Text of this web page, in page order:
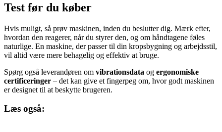
Test før du køber
Hvis muligt, så prøv maskinen, inden du beslutter dig. Mærk efter,
hvordan den reagerer, når du styrer den, og om håndtagene føles
naturlige. En maskine, der passer til din kropsbygning og arbejdsstil,
vil altid være mere behagelig og effektiv at bruge.
Spørg også leverandøren om vibrationsdata og ergonomiske
certificeringer – det kan give et fingerpeg om, hvor godt maskinen
er designet til at beskytte brugeren.
Læs også: